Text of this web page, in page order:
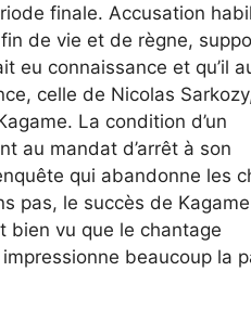
finale. Accusation
de vie et de règne,
eu connaissance et qu’il
celle de Nicolas
La condition d’un
au mandat d’arrêt à son
qui abandonne les
pas, le succès de
bien vu que le chantage
beaucoup la